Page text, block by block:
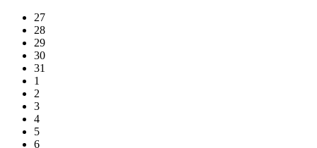
27
28
29
30
31
1
2
3
4
5
6